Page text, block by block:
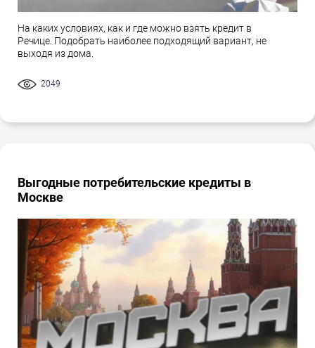
На каких условиях, как и где можно взять кредит в
Речице. Подобрать наиболее подходящий вариант, не
выходя из дома.
2049
Выгодные потребительские кредиты в
Москве